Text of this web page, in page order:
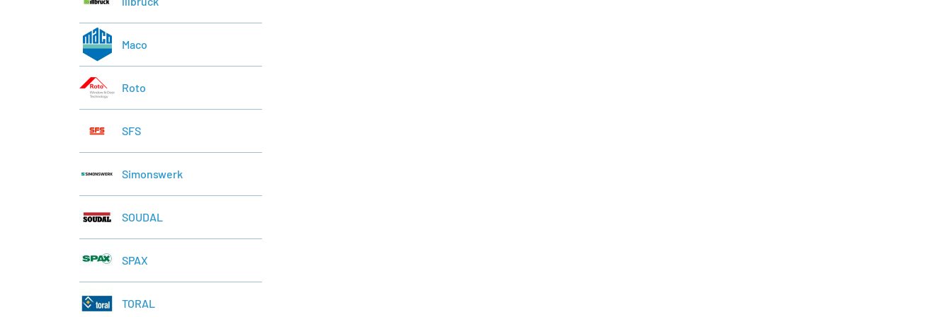
Maco
Roto
SFS
Simonswerk
SOUDAL
SPAX
TORAL